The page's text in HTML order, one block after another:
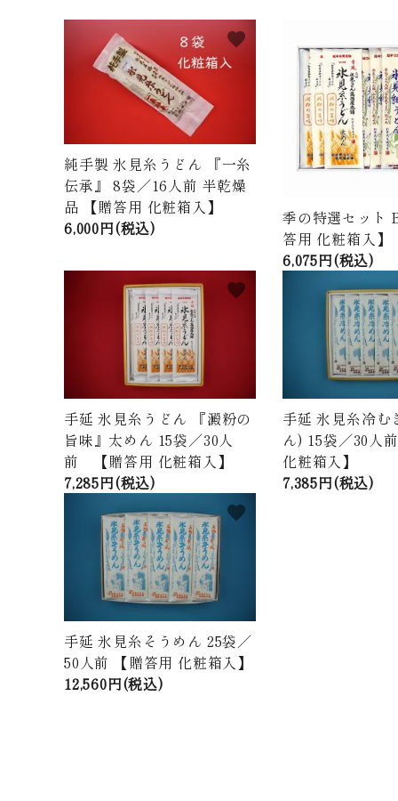
ログイン person 新規会員登録
商品から探す
ご利用ガイド
プライバシーポリシー
特定商取引法について
純手製 氷見糸うどん 『一糸
伝承』 8袋／16人前 半乾燥
品 【贈答用 化粧箱入】
6,000円(税込)
favorite
季の特選セッ
答用 化粧箱入】
6,075円(税込)
手延 氷見糸うどん 『澱粉の
旨味』太めん 15袋／30人
前 【贈答用 化粧箱入】
7,285円(税込)
favorite
手延 氷見糸冷む
ん) 15袋／30人
化粧箱入】
7,385円(税込)
手延 氷見糸そうめん 25袋／
50人前 【贈答用 化粧箱入】
12,560円(税込)
favorite